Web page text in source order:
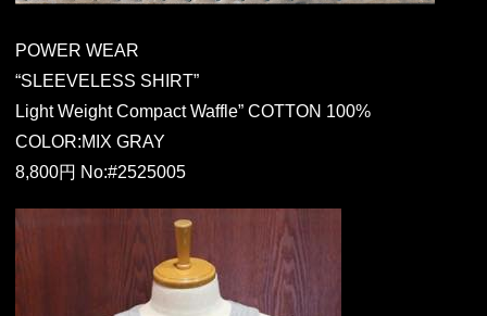
POWER WEAR
“SLEEVELESS SHIRT”
Light Weight Compact Waffle” COTTON 100%
COLOR:MIX GRAY
8,800円 No:#2525005